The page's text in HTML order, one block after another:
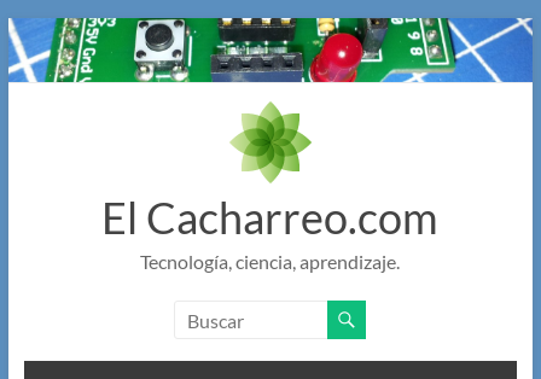
Saltar
al
contenido
El Cacharreo.com
Tecnología, ciencia, aprendizaje.